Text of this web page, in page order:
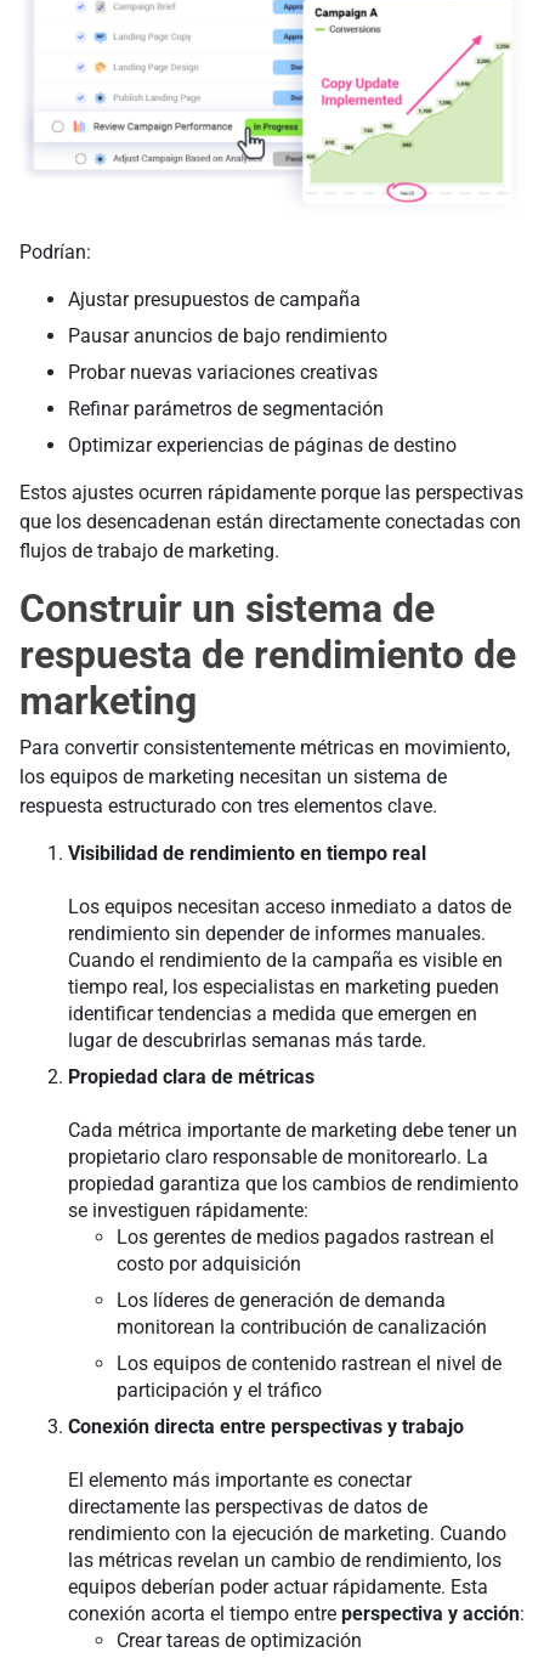
Podrían:
Ajustar presupuestos de campaña
Pausar anuncios de bajo rendimiento
Probar nuevas variaciones creativas
Refinar parámetros de segmentación
Optimizar experiencias de páginas de destino
Estos ajustes ocurren rápidamente porque las perspectivas
que los desencadenan están directamente conectadas con
flujos de trabajo de marketing.
Construir un sistema de
respuesta de rendimiento de
marketing
Para convertir consistentemente métricas en movimiento,
los equipos de marketing necesitan un sistema de
respuesta estructurado con tres elementos clave.
Visibilidad de rendimiento en tiempo real
Los equipos necesitan acceso inmediato a datos de
rendimiento sin depender de informes manuales.
Cuando el rendimiento de la campaña es visible en
tiempo real, los especialistas en marketing pueden
identificar tendencias a medida que emergen en
lugar de descubrirlas semanas más tarde.
Propiedad clara de métricas
Cada métrica importante de marketing debe tener un
propietario claro responsable de monitorearlo. La
propiedad garantiza que los cambios de rendimiento
se investiguen rápidamente:
Los gerentes de medios pagados rastrean el
costo por adquisición
Los líderes de generación de demanda
monitorean la contribución de canalización
Los equipos de contenido rastrean el nivel de
participación y el tráfico
Conexión directa entre perspectivas y trabajo
El elemento más importante es conectar
directamente las perspectivas de datos de
rendimiento con la ejecución de marketing. Cuando
las métricas revelan un cambio de rendimiento, los
equipos deberían poder actuar rápidamente. Esta
conexión acorta el tiempo entre perspectiva y acción:
Crear tareas de optimización